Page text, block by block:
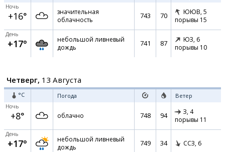
Ночь
+16°
значительная
облачность
743 70 ЮЮВ, 5
порывы 15
День
+17°
небольшой ливневый
дождь
741 87 ЮЗ, 6
порывы 10
Четверг, 13 Августа
°C Погода Ветер
Ночь
+8° облачно 748 94 З, 4
порывы 11
День
+17°
небольшой ливневый
дождь
749 34 ССЗ, 6